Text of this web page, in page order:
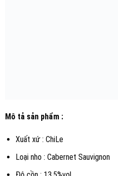
Mô tả sản phẩm :
Xuất xứ : ChiLe
Loại nho : Cabernet Sauvignon